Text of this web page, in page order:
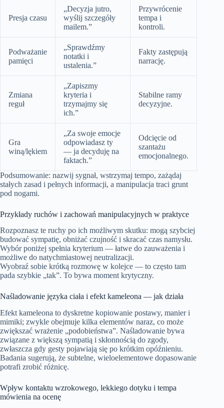
Presja czasu
„Decyzja jutro,
wyślij szczegóły
mailem.”
Przywrócenie
tempa i
kontroli.
Podważanie
pamięci
„Sprawdźmy
notatki i
ustalenia.”
Fakty zastępują
narrację.
Zmiana
reguł
„Zapiszmy
kryteria i
trzymajmy się
ich.”
Stabilne ramy
decyzyjne.
Gra
winą/lękiem
„Za swoje emocje
odpowiadasz ty
— ja decyduję na
faktach.”
Odcięcie od
szantażu
emocjonalnego.
Podsumowanie: nazwij sygnał, wstrzymaj tempo, zażądaj
stałych zasad i pełnych informacji, a manipulacja traci grunt
pod nogami.
Przykłady ruchów i zachowań manipulacyjnych w praktyce
Rozpoznasz te ruchy po ich możliwym skutku: mogą szybciej
budować sympatię, obniżać czujność i skracać czas namysłu.
Wybór poniżej spełnia kryterium — łatwe do zauważenia i
możliwe do natychmiastowej neutralizacji.
Wyobraź sobie krótką rozmowę w kolejce — to często tam
pada szybkie „tak”. To bywa moment krytyczny.
Naśladowanie języka ciała i efekt kameleona — jak działa
Efekt kameleona to dyskretne kopiowanie postawy, manier i
mimiki; zwykle obejmuje kilka elementów naraz, co może
zwiększać wrażenie „podobieństwa”. Naśladowanie bywa
związane z większą sympatią i skłonnością do zgody,
zwłaszcza gdy gesty pojawiają się po krótkim opóźnieniu.
Badania sugerują, że subtelne, wieloelementowe dopasowanie
potrafi zrobić różnicę.
Wpływ kontaktu wzrokowego, lekkiego dotyku i tempa
mówienia na ocenę